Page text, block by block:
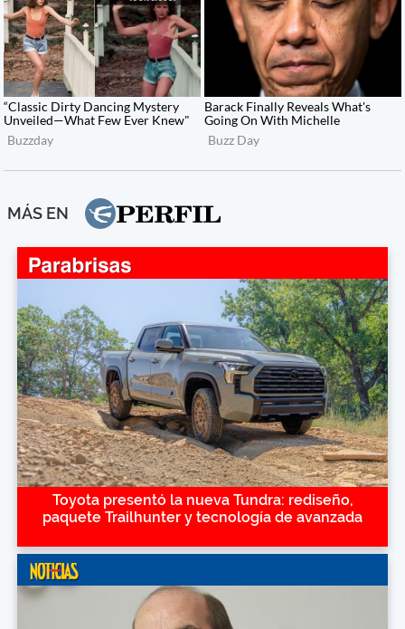
MÁS EN
Toyota presentó la nueva Tundra: rediseño,
paquete Trailhunter y tecnología de avanzada